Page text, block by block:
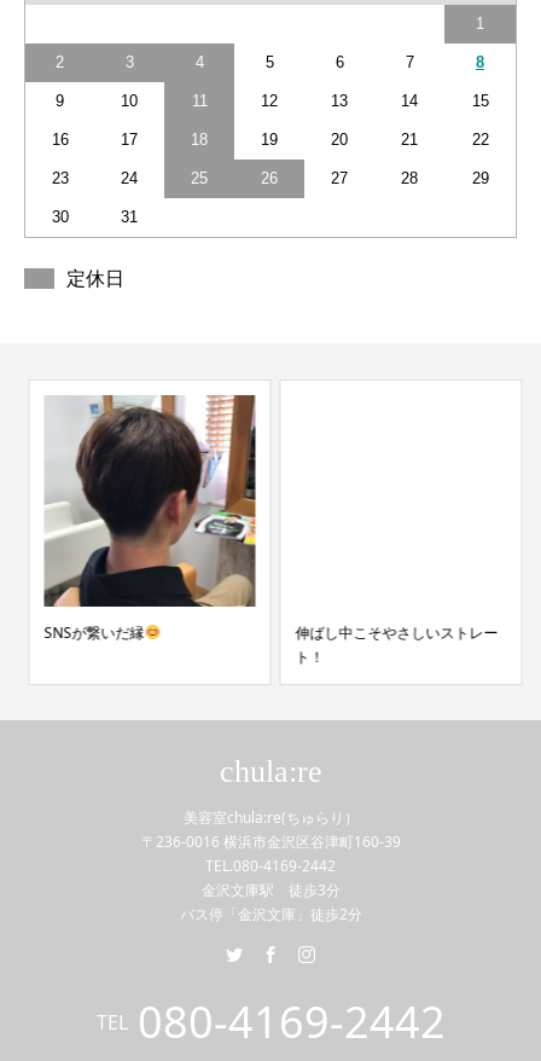
1
2 3 4 5 6 7 8
9 10 11 12 13 14 15
16 17 18 19 20 21 22
23 24 25 26 27 28 29
30 31
定休日
SNSが繋いだ縁
伸ばし中こそやさしいストレー
ト！
chula:re
美容室chula:re(ちゅらり）
〒236-0016 横浜市金沢区谷津町160-39
TEL.080-4169-2442
金沢文庫駅 徒歩3分
バス停「金沢文庫」徒歩2分
TEL 080-4169-2442